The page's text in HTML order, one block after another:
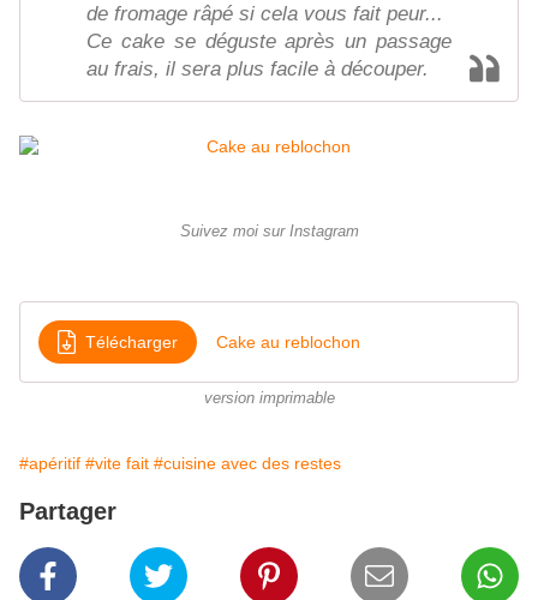
de fromage râpé si cela vous fait peur...
Ce cake se déguste après un passage
au frais, il sera plus facile à découper.
Suivez moi sur Instagram
Télécharger Cake au reblochon
version imprimable
#apéritif #vite fait #cuisine avec des restes
Partager